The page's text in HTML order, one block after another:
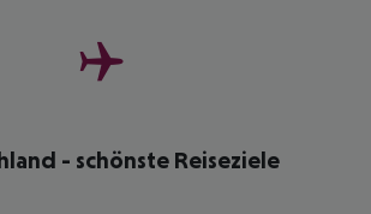
- schönste Reiseziele